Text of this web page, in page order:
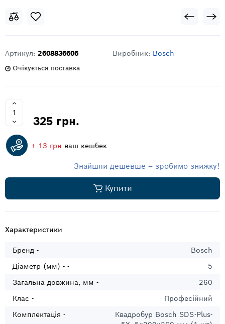
Артикул: 2608836606 Виробник: Bosch
Очікується поставка
325 грн.
+ 13 грн ваш кешбек
Знайшли дешевше – зробимо знижку!
Купити
Характеристики
Бренд -
Bosch
Діаметр (мм) - -
5
Загальна довжина, мм -
260
Клас -
Професійний
Комплектація -
Квадробур Bosch SDS-Plus-